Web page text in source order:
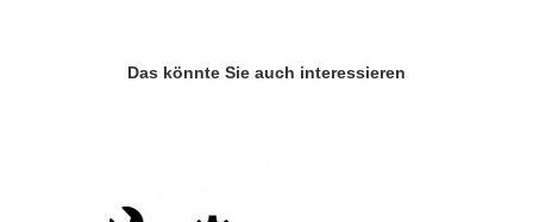
Das könnte Sie auch interessieren